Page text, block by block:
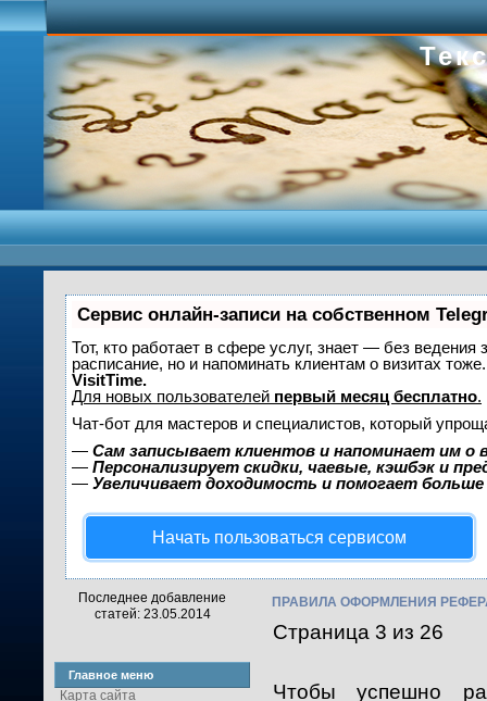
Сервис онлайн-записи на собственном
Тот, кто работает в сфере услуг, знает — без
расписание, но и напоминать клиентам о визитах
VisitTime.
Для новых пользователей первый месяц бесплатно.
Чат-бот для мастеров и специалистов, который
— Сам записывает клиентов и напоминает им о
— Персонализирует скидки, чаевые, кэшбэк и
— Увеличивает доходимость и помогает
Начать пользоваться сервисом
Последнее добавление
статей: 23.05.2014
Главное меню
Карта сайта
ПРАВИЛА ОФОРМЛЕНИЯ
Страница 3 из 26
Чтобы успешно